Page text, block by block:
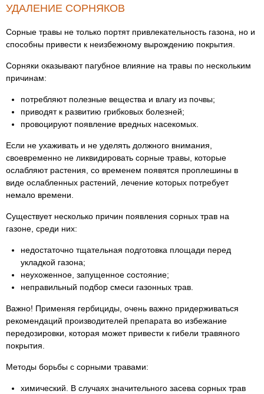
УДАЛЕНИЕ СОРНЯКОВ
Сорные травы не только портят привлекательность газона, но и
способны привести к неизбежному вырождению покрытия.
Сорняки оказывают пагубное влияние на травы по нескольким
причинам:
потребляют полезные вещества и влагу из почвы;
приводят к развитию грибковых болезней;
провоцируют появление вредных насекомых.
Если не ухаживать и не уделять должного внимания,
своевременно не ликвидировать сорные травы, которые
ослабляют растения, со временем появятся проплешины в
виде ослабленных растений, лечение которых потребует
немало времени.
Существует несколько причин появления сорных трав на
газоне, среди них:
недостаточно тщательная подготовка площади перед
укладкой газона;
неухоженное, запущенное состояние;
неправильный подбор смеси газонных трав.
Важно! Применяя гербициды, очень важно придерживаться
рекомендаций производителей препарата во избежание
передозировки, которая может привести к гибели травяного
покрытия.
Методы борьбы с сорными травами:
химический. В случаях значительного засева сорных трав